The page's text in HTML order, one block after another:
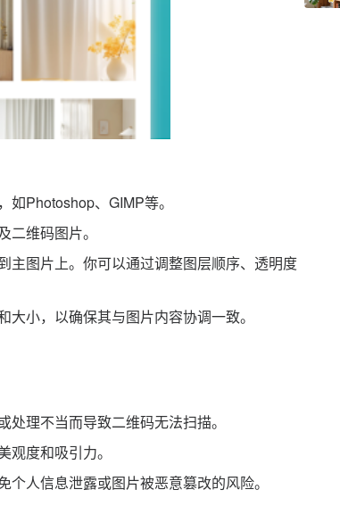
Photoshop、GIMP等。
维码图片。
主图片上。你可以通过调整图层顺序、透明度
小，以确保其与图片内容协调一致。
理不当而导致二维码无法扫描。
度和吸引力。
人信息泄露或图片被恶意篡改的风险。